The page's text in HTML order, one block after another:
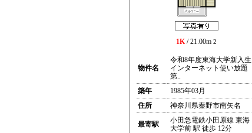
1K/ 21.00m 2
物件名
令和8年度東海大学新入生
インターネット使い放題
第..
築年
1985年03月
住所
神奈川県秦野市南矢名
最寄駅
小田急電鉄小田原線 東海
大学前 駅 徒歩 12分